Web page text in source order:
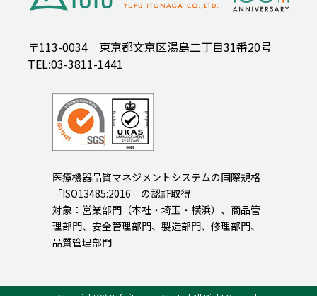
〒113-0034 東京都文京区湯島二丁目31番20号
TEL:03-3811-1441
医療機器品質マネジメントシステムの国際規格
「ISO13485:2016」の認証取得
対象：営業部門（本社・埼玉・横浜）、商品管
理部門、安全管理部門、製造部門、修理部門、
品質管理部門